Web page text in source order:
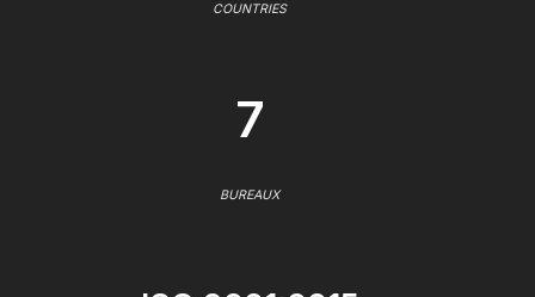
COUNTRIES
7
BUREAUX